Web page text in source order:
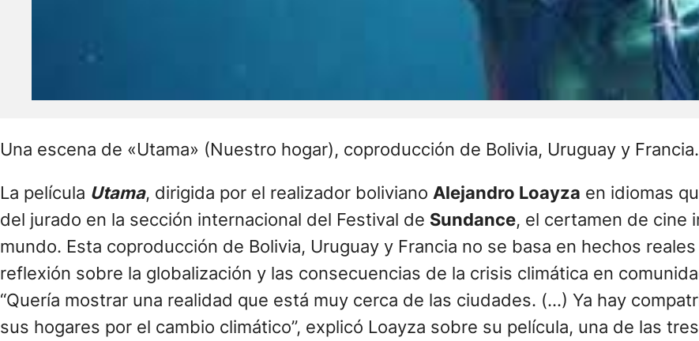
Una escena de «Utama» (Nuestro hogar), coproducción de Bolivia, Uruguay y
La película Utama, dirigida por el realizador boliviano Alejandro Loayza en idiomas
del jurado en la sección internacional del Festival de Sundance, el certamen de cine
mundo. Esta coproducción de Bolivia, Uruguay y Francia no se basa en hechos
reflexión sobre la globalización y las consecuencias de la crisis climática en
“Quería mostrar una realidad que está muy cerca de las ciudades. (…) Ya hay
sus hogares por el cambio climático”, explicó Loayza sobre su película, una de las